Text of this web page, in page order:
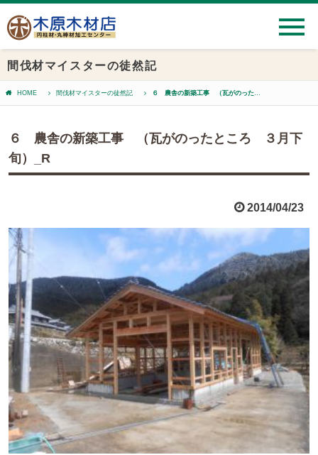
間伐材マイスターの徒然記
HOME 間伐材マイスターの徒然記 ６ 農舎の新築工事 （瓦がのったところ ３月下旬）_R
６ 農舎の新築工事 （瓦がのったところ ３月下
旬）_R
2014/04/23